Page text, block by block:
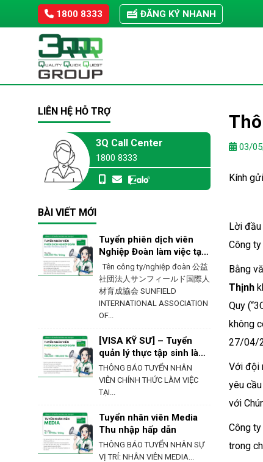
1800 8333 ĐĂNG KÝ NHANH
LIÊN HỆ HỖ TRỢ
3Q Call Center
1800 8333
BÀI VIẾT MỚI
Tuyển phiên dịch viên
Nghiệp Đoàn làm việc tại
Ehime – Nhật Bản
Tên công ty/nghiệp đoàn 公益
社団法人サンフィールド国際人
材育成協会 SUNFIELD
INTERNATIONAL ASSOCIATION
OF...
[VISA KỸ SƯ] – Tuyển
quản lý thực tập sinh làm
việc tại Hokkaido
THÔNG BÁO TUYỂN NHÂN
VIÊN CHÍNH THỨC LÀM VIỆC
TẠI...
Tuyển nhân viên Media
Thu nhập hấp dẫn
THÔNG BÁO TUYỂN NHÂN SỰ
VỊ TRÍ: NHÂN VIÊN MEDIA...
03/
Kính
Lời đầu
Công
Bằng
Thịnh
Quy
không
27/04/
Với đội
yêu
với
Công
trong